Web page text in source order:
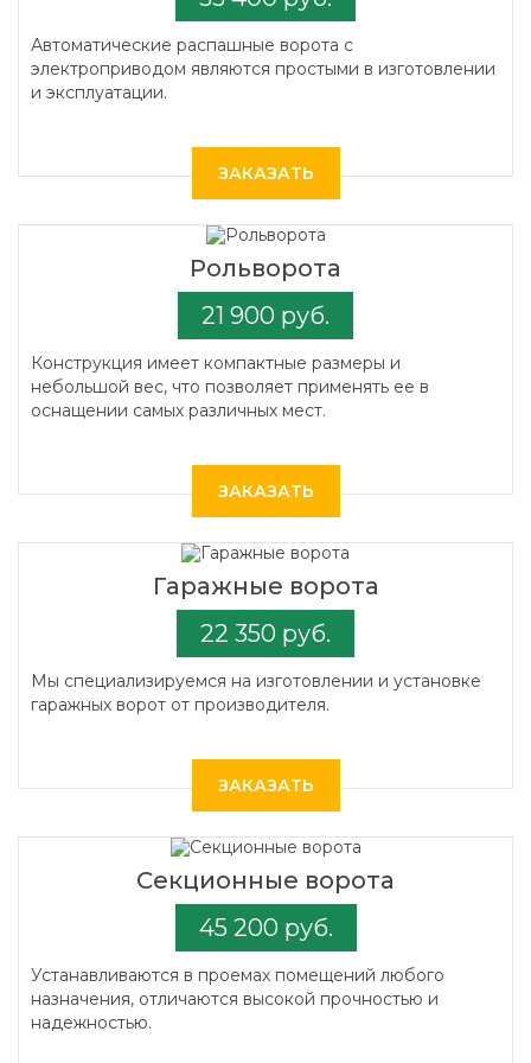
Автоматические распашные ворота с
электроприводом являются простыми в изготовлении
и эксплуатации.
ЗАКАЗАТЬ
Рольворота
21 900 руб.
Конструкция имеет компактные размеры и
небольшой вес, что позволяет применять ее в
оснащении самых различных мест.
ЗАКАЗАТЬ
Гаражные ворота
22 350 руб.
Мы специализируемся на изготовлении и установке
гаражных ворот от производителя.
ЗАКАЗАТЬ
Секционные ворота
45 200 руб.
Устанавливаются в проемах помещений любого
назначения, отличаются высокой прочностью и
надежностью.